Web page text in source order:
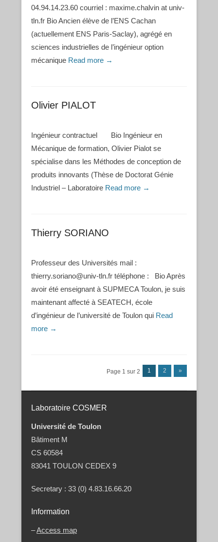
04.94.14.23.60 courriel : maxime.chalvin at univ-
tln.fr Bio Ancien élève de l’ENS Cachan
(actuellement ENS Paris-Saclay), agrégé en
sciences industrielles de l’ingénieur option
mécanique Read more →
Olivier PIALOT
Ingénieur contractuel Bio Ingénieur en
Mécanique de formation, Olivier Pialot se
spécialise dans les Méthodes de conception de
produits innovants (Thèse de Doctorat Génie
Industriel – Laboratoire Read more →
Thierry SORIANO
Professeur des Universités mail :
thierry.soriano@univ-tln.fr téléphone : Bio Après
avoir été enseignant à SUPMECA Toulon, je suis
maintenant affecté à SEATECH, école
d’ingénieur de l’université de Toulon qui Read
more →
Page 1 sur 2 1 2 »
Laboratoire COSMER
Université de Toulon
Bâtiment M
CS 60584
83041 TOULON CEDEX 9
Secretary : 33 (0) 4.83.16.66.20
Information
–Access map